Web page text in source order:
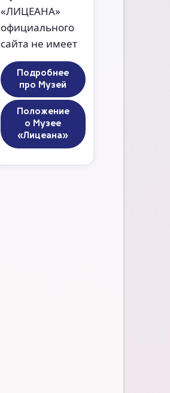
«ЛИЦЕАНА»
официального
сайта не имеет
Подробнее
про Музей
Положение
о Музее
«Лицеана»